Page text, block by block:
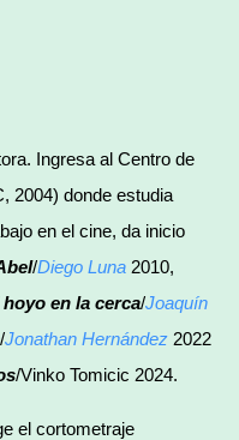
Ingresa al Centro de
2004) donde estudia
en el cine, da inicio
/Diego Luna 2010,
hoyo en la cerca/Joaquín
/Jonathan Hernández 2022
/Vinko Tomicic 2024.
el cortometraje